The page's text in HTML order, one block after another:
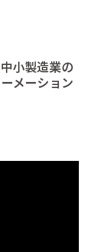
小製造業の
メーション